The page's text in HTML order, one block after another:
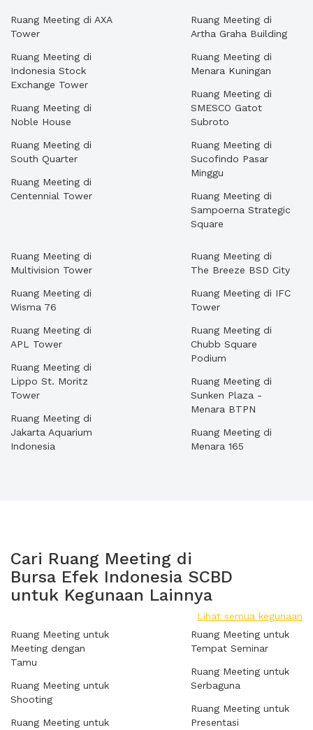
Ruang Meeting di AXA
Tower
Ruang Meeting di
Indonesia Stock
Exchange Tower
Ruang Meeting di
Noble House
Ruang Meeting di
South Quarter
Ruang Meeting di
Centennial Tower
Ruang Meeting di
Artha Graha Building
Ruang Meeting di
Menara Kuningan
Ruang Meeting di
SMESCO Gatot
Subroto
Ruang Meeting di
Sucofindo Pasar
Minggu
Ruang Meeting di
Sampoerna Strategic
Square
Ruang Meeting di
Multivision Tower
Ruang Meeting di
Wisma 76
Ruang Meeting di
APL Tower
Ruang Meeting di
Lippo St. Moritz
Tower
Ruang Meeting di
Jakarta Aquarium
Indonesia
Ruang Meeting di
The Breeze BSD City
Ruang Meeting di IFC
Tower
Ruang Meeting di
Chubb Square
Podium
Ruang Meeting di
Sunken Plaza -
Menara BTPN
Ruang Meeting di
Menara 165
Cari Ruang Meeting di
Bursa Efek Indonesia SCBD
untuk Kegunaan Lainnya
Lihat semua kegunaan
Ruang Meeting untuk
Meeting dengan
Tamu
Ruang Meeting untuk
Shooting
Ruang Meeting untuk
Ruang Meeting untuk
Tempat Seminar
Ruang Meeting untuk
Serbaguna
Ruang Meeting untuk
Presentasi